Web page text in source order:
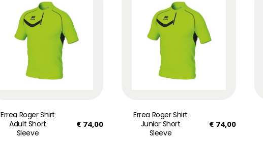
Errea Roger Shirt
Adult Short
Sleeve
€74,00
Errea Roger Shirt
Junior Short
Sleeve
€74,00